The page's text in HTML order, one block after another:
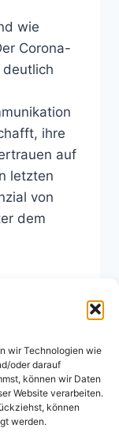
wir Technologien wie
oder darauf
können wir Daten
Website verarbeiten.
können
werden.
wie
Corona-
deutlich
ihre
auf
letzten
von
dem